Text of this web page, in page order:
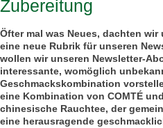
Zubereitung
Öfter mal was Neues, dachten
eine neue Rubrik für unseren
wollen wir unseren Newsletter-
interessante, womöglich
Geschmackskombination
eine Kombination von COMTÉ
chinesische Rauchtee, der
eine herausragende